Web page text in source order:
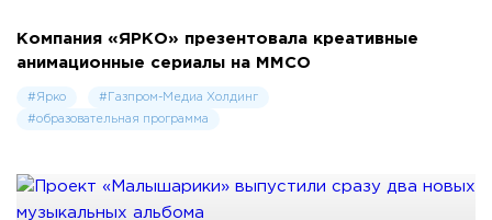
Компания «ЯРКО» презентовала креативные
анимационные сериалы на ММСО
#Ярко
#Газпром-Медиа Холдинг
#образовательная программа